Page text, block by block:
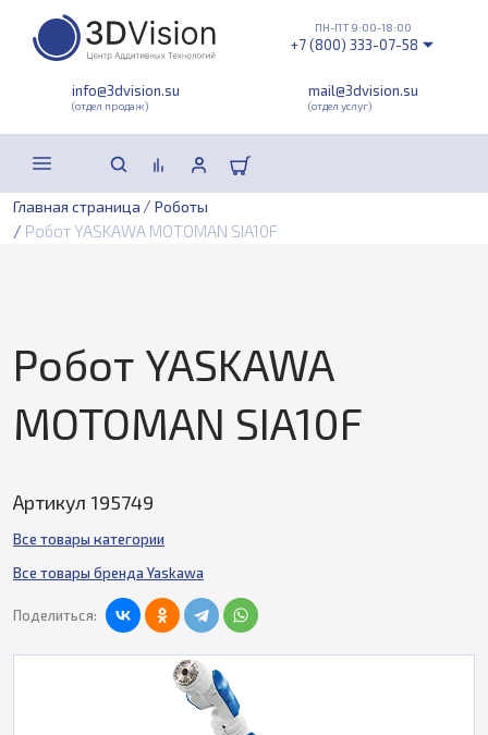
info@3dvision.su
(отдел продаж)
mail@3dvision.su
(отдел услуг)
ПН-ПТ 9:00-18:00
+7 (800) 333-07-58
Главная страница / Роботы
/ Робот YASKAWA MOTOMAN SIA10F
Робот YASKAWA
MOTOMAN SIA10F
Артикул 195749
Все товары категории
Все товары бренда Yaskawa
Поделиться: